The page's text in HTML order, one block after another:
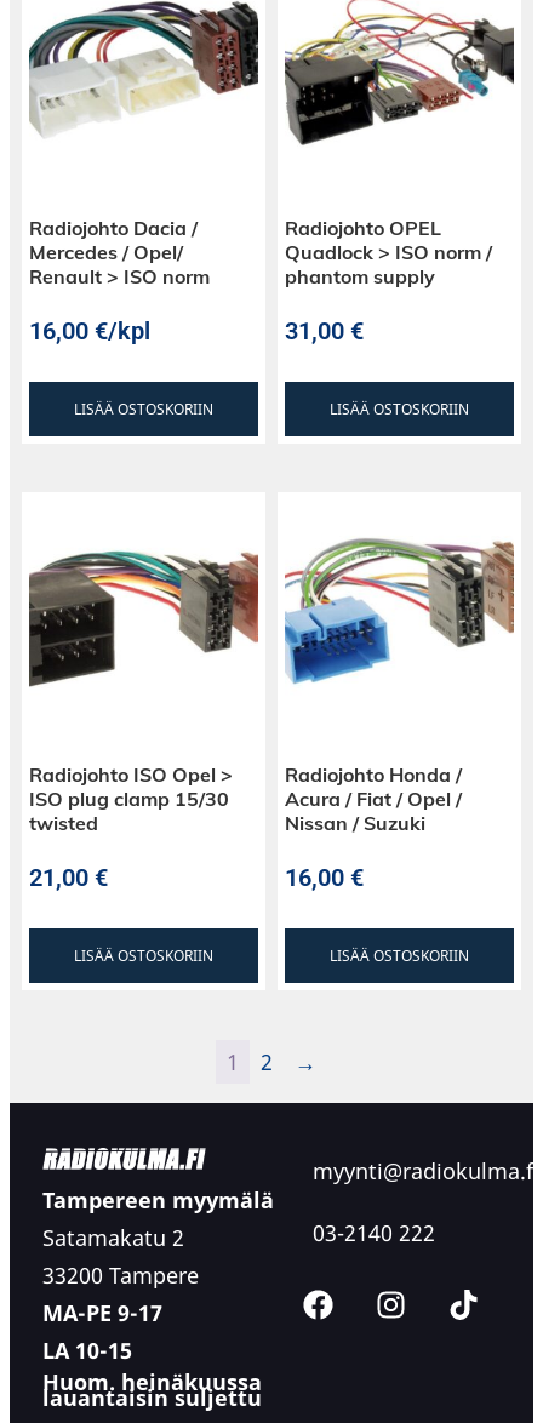
Radiojohto Dacia /
Mercedes / Opel/
Renault > ISO norm
16,00€/kpl
LISÄÄ OSTOSKORIIN
Radiojohto OPEL
Quadlock > ISO norm /
phantom supply
31,00€
LISÄÄ OSTOSKORIIN
Radiojohto ISO Opel >
ISO plug clamp 15/30
twisted
21,00€
LISÄÄ OSTOSKORIIN
Radiojohto Honda /
Acura / Fiat / Opel /
Nissan / Suzuki
16,00€
LISÄÄ OSTOSKORIIN
1 2 →
Tampereen myymälä
Satamakatu 2
33200 Tampere
MA-PE 9-17
LA 10-15
Huom. heinäkuussa
lauantaisin suljettu
myynti@radiokulma.fi
03-2140 222